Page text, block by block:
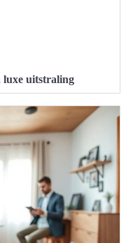
luxe uitstraling